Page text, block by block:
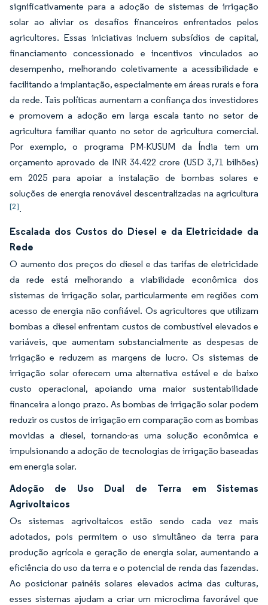
significativamente para a adoção de sistemas de irrigação
solar ao aliviar os desafios financeiros enfrentados pelos
agricultores. Essas iniciativas incluem subsídios de capital,
financiamento concessionado e incentivos vinculados ao
desempenho, melhorando coletivamente a acessibilidade e
facilitando a implantação, especialmente em áreas rurais e fora
da rede. Tais políticas aumentam a confiança dos investidores
e promovem a adoção em larga escala tanto no setor de
agricultura familiar quanto no setor de agricultura comercial.
Por exemplo, o programa PM-KUSUM da Índia tem um
orçamento aprovado de INR 34.422 crore (USD 3,71 bilhões)
em 2025 para apoiar a instalação de bombas solares e
soluções de energia renovável descentralizadas na agricultura
[2].
Escalada dos Custos do Diesel e da Eletricidade da
Rede
O aumento dos preços do diesel e das tarifas de eletricidade
da rede está melhorando a viabilidade econômica dos
sistemas de irrigação solar, particularmente em regiões com
acesso de energia não confiável. Os agricultores que utilizam
bombas a diesel enfrentam custos de combustível elevados e
variáveis, que aumentam substancialmente as despesas de
irrigação e reduzem as margens de lucro. Os sistemas de
irrigação solar oferecem uma alternativa estável e de baixo
custo operacional, apoiando uma maior sustentabilidade
financeira a longo prazo. As bombas de irrigação solar podem
reduzir os custos de irrigação em comparação com as bombas
movidas a diesel, tornando-as uma solução econômica e
impulsionando a adoção de tecnologias de irrigação baseadas
em energia solar.
Adoção de Uso Dual de Terra em Sistemas
Agrivoltaicos
Os sistemas agrivoltaicos estão sendo cada vez mais
adotados, pois permitem o uso simultâneo da terra para
produção agrícola e geração de energia solar, aumentando a
eficiência do uso da terra e o potencial de renda das fazendas.
Ao posicionar painéis solares elevados acima das culturas,
esses sistemas ajudam a criar um microclima favorável que